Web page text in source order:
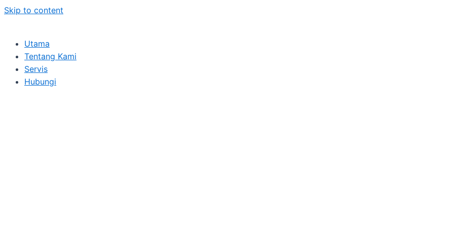
Skip to content
Utama
Tentang Kami
Servis
Hubungi